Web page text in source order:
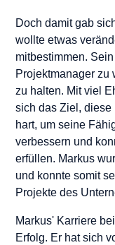
Doch damit gab
wollte etwas
mitbestimmen.
Projektmanager zu
zu halten. Mit viel
sich das Ziel, diese
hart, um seine
verbessern und
erfüllen. Markus
und konnte somit
Projekte des
Markus' Karriere
Erfolg. Er hat sich